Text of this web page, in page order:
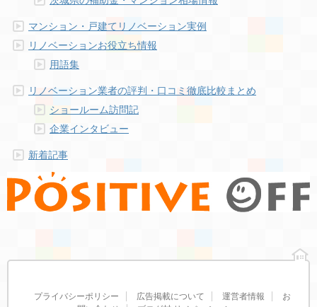
マンション・戸建てリノベーション実例
リノベーションお役立ち情報
用語集
リノベーション業者の評判・口コミ徹底比較まとめ
ショールーム訪問記
企業インタビュー
新着記事
プライバシーポリシー 広告掲載について 運営者情報
お